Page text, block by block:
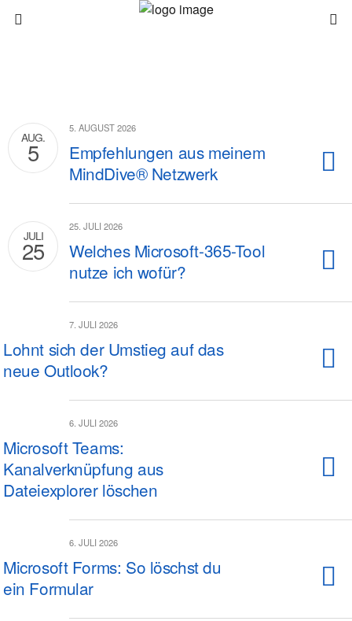
AUG.
5
5. AUGUST 2026
Empfehlungen aus meinem
MindDive® Netzwerk
JULI
25
25. JULI 2026
Welches Microsoft-365-Tool
nutze ich wofür?
7. JULI 2026
Lohnt sich der Umstieg auf das
neue Outlook?
6. JULI 2026
Microsoft Teams:
Kanalverknüpfung aus
Dateiexplorer löschen
6. JULI 2026
Microsoft Forms: So löschst du
ein Formular